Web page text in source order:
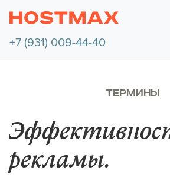
+7 (931) 009-44-40
ТЕРМИНЫ
рекламы.